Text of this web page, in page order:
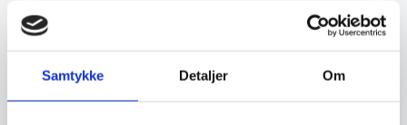
Samtykke Detaljer Om
Altid god kvalitet, se her hvorfor